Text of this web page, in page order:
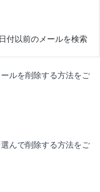
付以前のメールを検索
ルを削除する方法をご
んで削除する方法をご